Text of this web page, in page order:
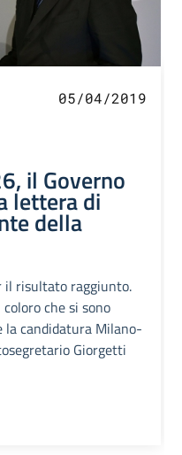
05/04/2019
il Governo
lettera di
della
il risultato raggiunto.
che si sono
la candidatura Milano-
Giorgetti